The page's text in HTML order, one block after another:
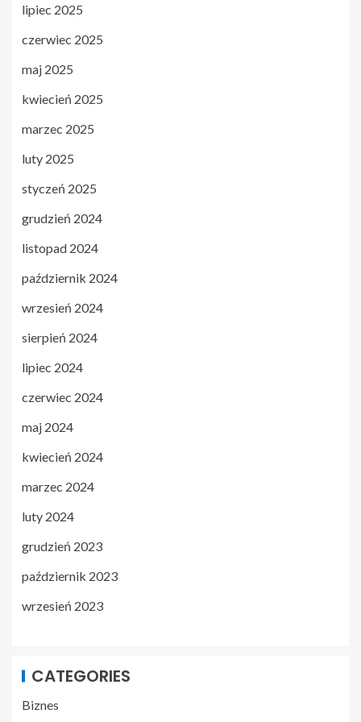
lipiec 2025
czerwiec 2025
maj 2025
kwiecień 2025
marzec 2025
luty 2025
styczeń 2025
grudzień 2024
listopad 2024
październik 2024
wrzesień 2024
sierpień 2024
lipiec 2024
czerwiec 2024
maj 2024
kwiecień 2024
marzec 2024
luty 2024
grudzień 2023
październik 2023
wrzesień 2023
CATEGORIES
Biznes